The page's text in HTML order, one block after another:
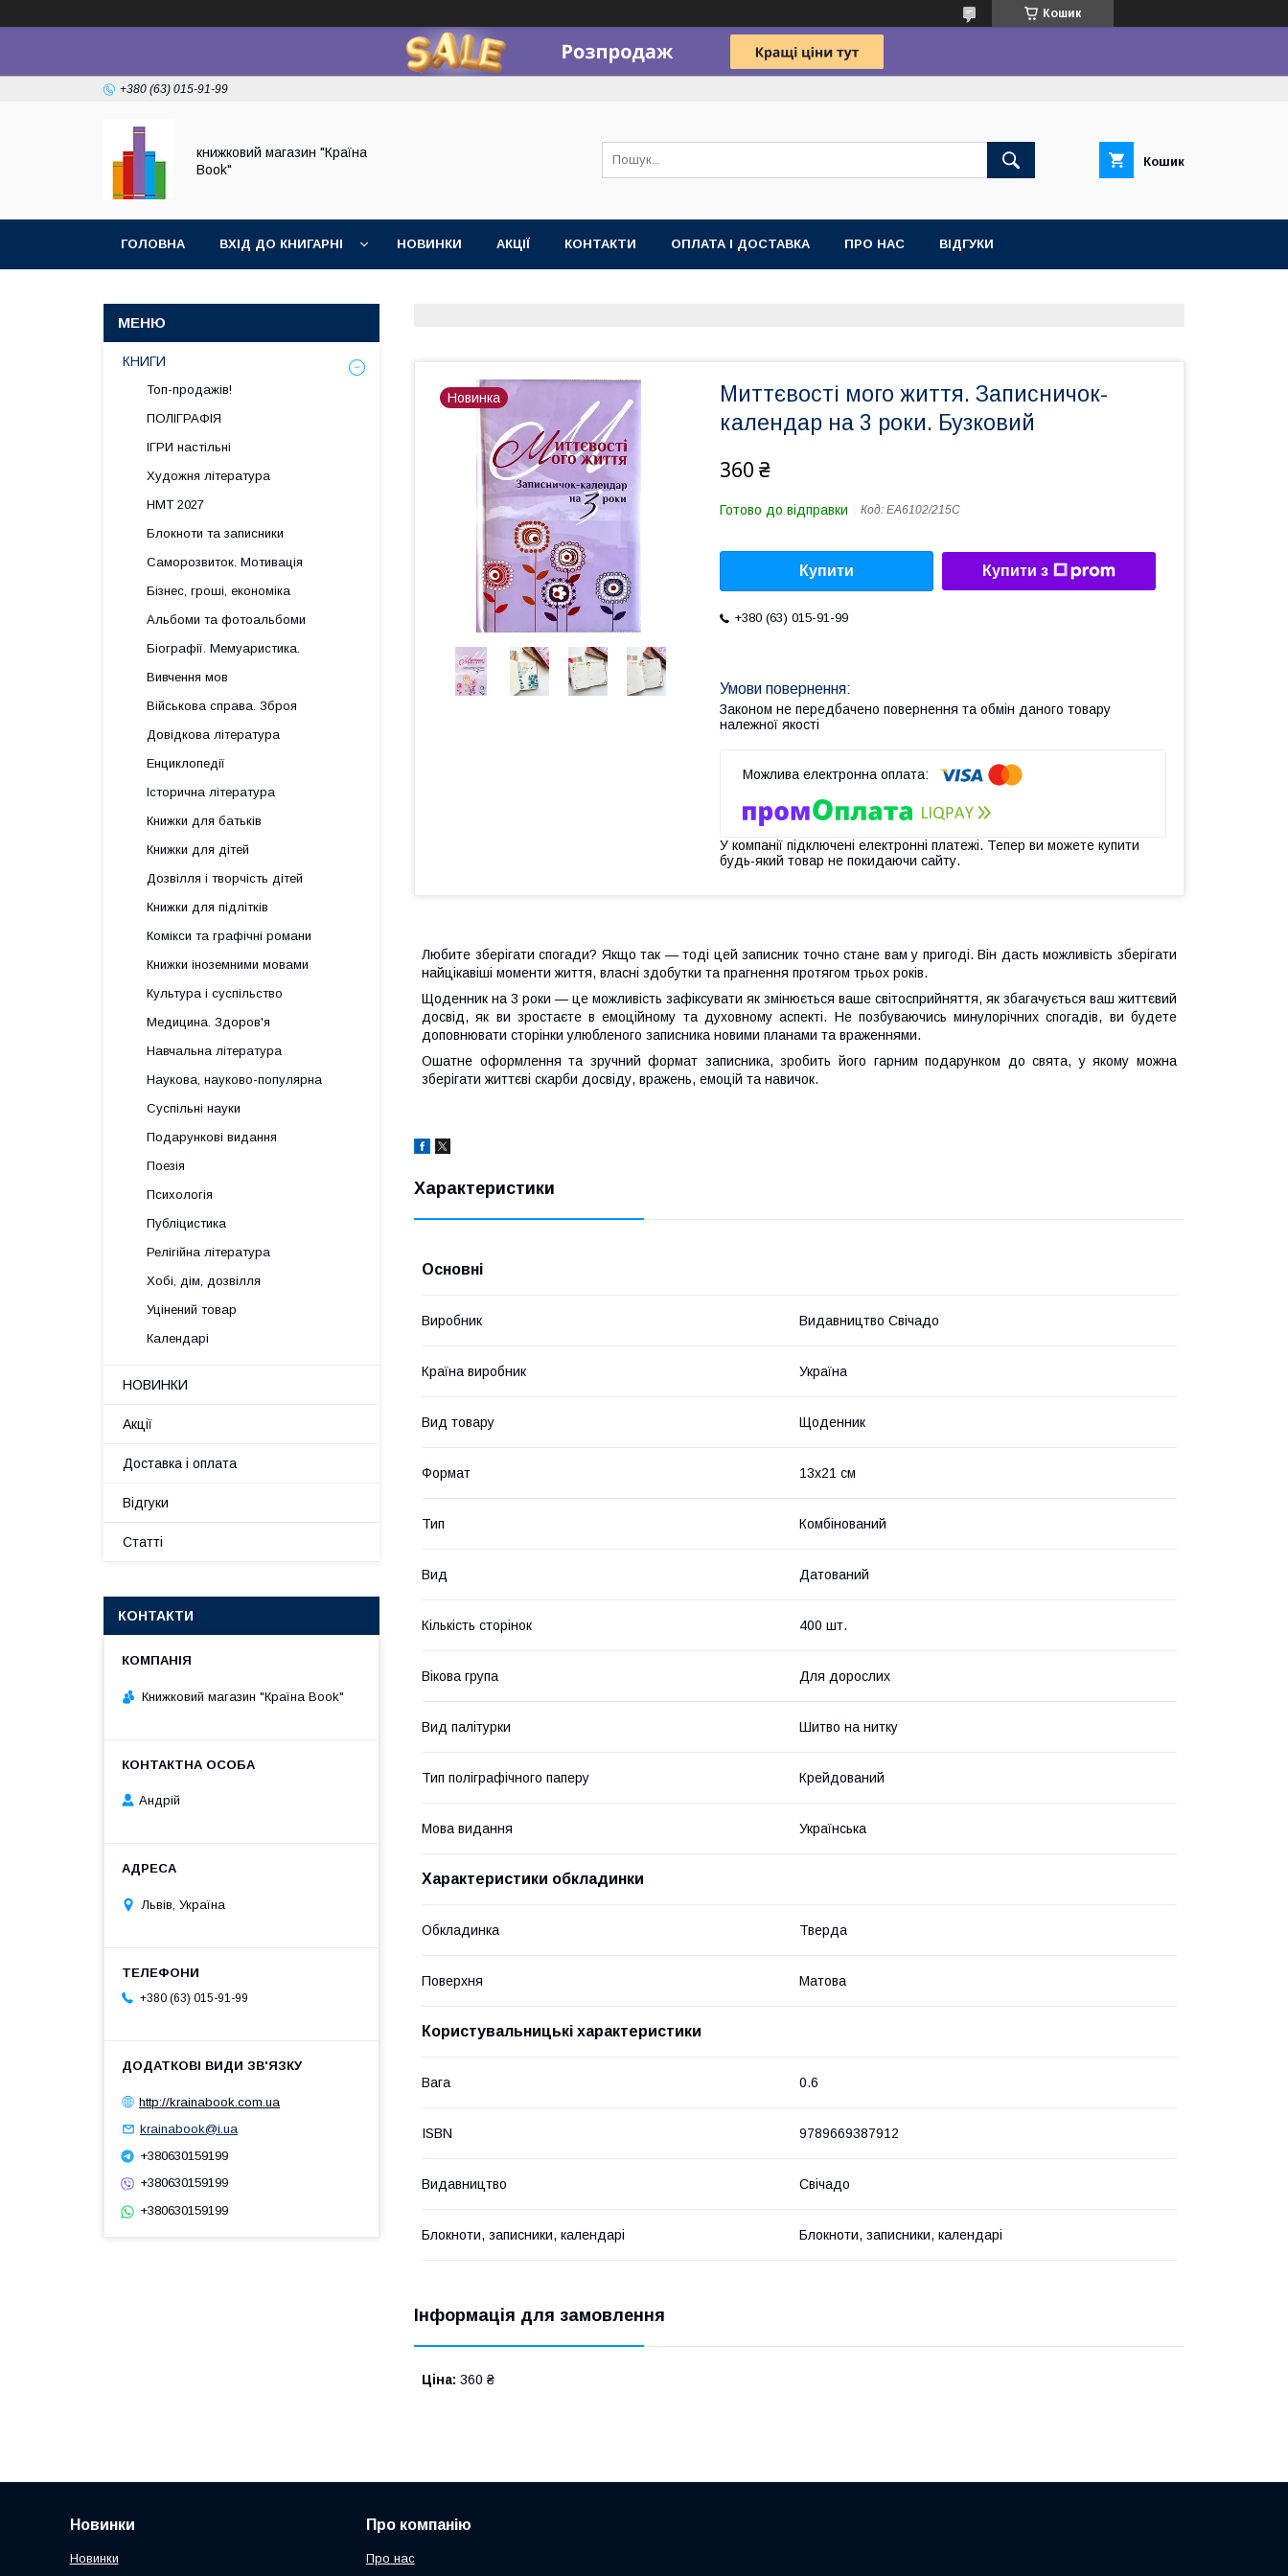
Кошик
+380 (63) 015-91-99
книжковий магазин "Країна
Book"
Кошик
ГОЛОВНА ВХІД ДО КНИГАРНІ НОВИНКИ АКЦІЇ КОНТАКТИ ОПЛАТА І ДОСТАВКА ПРО НАС ВІДГУКИ
Новинка
Миттєвості мого життя. Записничок-
календар на 3 роки. Бузковий
360 ₴
Готово до відправки Код: ЕА6102/215С
Купити Купити з
+380 (63) 015-91-99
Законом не передбачено повернення та обмін даного товару
належної якості
У компанії підключені електронні платежі. Тепер ви можете купити
будь-який товар не покидаючи сайту.
Любите зберігати спогади? Якщо так — тоді цей записник точно стане вам у пригоді. Він дасть можливість зберігати
найцікавіші моменти життя, власні здобутки та прагнення протягом трьох років.
Щоденник на 3 роки — це можливість зафіксувати як змінюється ваше світосприйняття, як збагачується ваш життєвий
досвід, як ви зростаєте в емоційному та духовному аспекті. Не позбуваючись минулорічних спогадів, ви будете
доповнювати сторінки улюбленого записника новими планами та враженнями.
Ошатне оформлення та зручний формат записника, зробить його гарним подарунком до свята, у якому можна
зберігати життєві скарби досвіду, вражень, емоцій та навичок.
Характеристики
Основні
Виробник Видавництво Свічадо
Країна виробник Україна
Вид товару Щоденник
Формат 13х21 см
Тип Комбінований
Вид Датований
Кількість сторінок 400 шт.
Вікова група Для дорослих
Вид палітурки Шитво на нитку
Тип поліграфічного паперу Крейдований
Мова видання Українська
Характеристики обкладинки
Обкладинка Тверда
Поверхня Матова
Користувальницькі характеристики
Вага 0.6
ISBN 9789669387912
Видавництво Свічадо
Блокноти, записники, календарі Блокноти, записники, календарі
Інформація для замовлення
Ціна: 360 ₴
КНИГИ
Топ-продажів!
ПОЛІГРАФІЯ
ІГРИ настільні
Художня література
НМТ 2027
Блокноти та записники
Саморозвиток. Мотивація
Бізнес, гроші, економіка
Альбоми та фотоальбоми
Біографії. Мемуаристика.
Вивчення мов
Військова справа. Зброя
Довідкова література
Енциклопедії
Історична література
Книжки для батьків
Книжки для дітей
Дозвілля і творчість дітей
Книжки для підлітків
Комікси та графічні романи
Книжки іноземними мовами
Культура і суспільство
Медицина. Здоров'я
Навчальна література
Наукова, науково-популярна
Суспільні науки
Подарункові видання
Поезія
Психологія
Публіцистика
Релігійна література
Хобі, дім, дозвілля
Уцінений товар
Календарі
НОВИНКИ
Акції
Доставка і оплата
Відгуки
Статті
КОНТАКТИ
Книжковий магазин "Країна Book"
Андрій
Львів, Україна
+380 (63) 015-91-99
http://krainabook.com.ua
krainabook@i.ua
+380630159199
+380630159199
+380630159199
Новинки
Новинки
Про компанію
Про нас